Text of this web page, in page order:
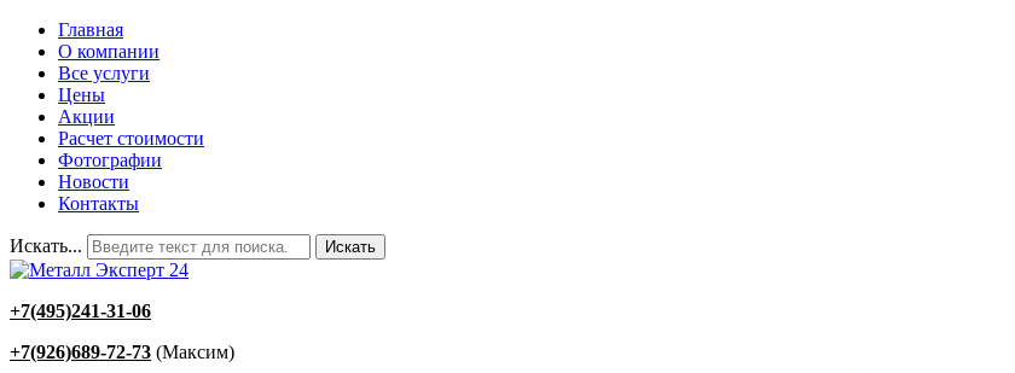
Главная
О компании
Все услуги
Цены
Акции
Расчет стоимости
Фотографии
Новости
Контакты
Искать... Искать
+7(495)241-31-06
+7(926)689-72-73 (Максим)